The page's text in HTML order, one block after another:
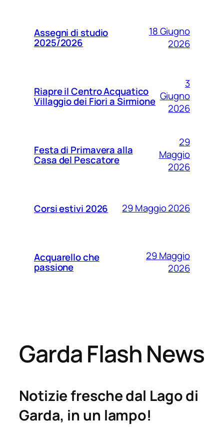
Assegni di studio
2025/2026
18 Giugno
2026
Riapre il Centro Acquatico
Villaggio dei Fiori a Sirmione
3
Giugno
2026
Festa di Primavera alla
Casa del Pescatore
29
Maggio
2026
Corsi estivi 2026 29 Maggio 2026
Acquarello che
passione
29 Maggio
2026
Garda Flash News
Notizie fresche dal Lago di
Garda, in un lampo!